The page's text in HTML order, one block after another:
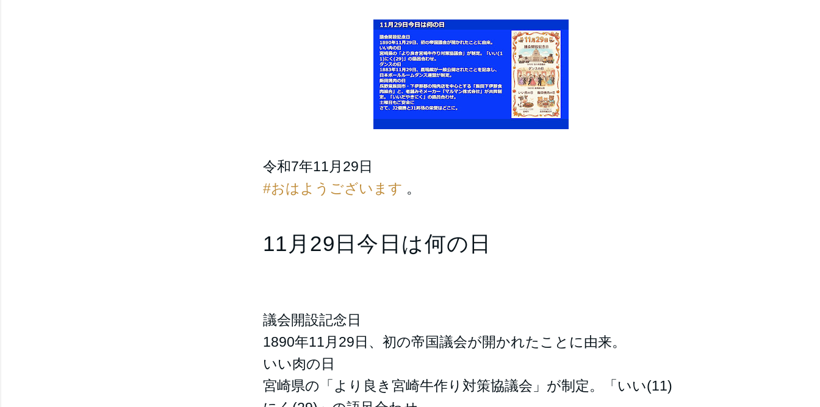
令和7年11月29日
#おはようございます 。
11月29日今日は何の日
議会開設記念日
1890年11月29日、初の帝国議会が開かれたことに由来。
いい肉の日
宮崎県の「より良き宮崎牛作り対策協議会」が制定。「いい(11)